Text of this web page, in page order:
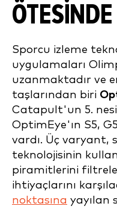
ÖTESINDE
Sporcu izleme
uygulamaları
uzanmaktadır ve
taşlarından biri
Catapult'un 5.
OptimEye'ın S5,
vardı. Üç varyant,
teknolojisinin
piramitlerini
ihtiyaçlarını
noktasına yayılan